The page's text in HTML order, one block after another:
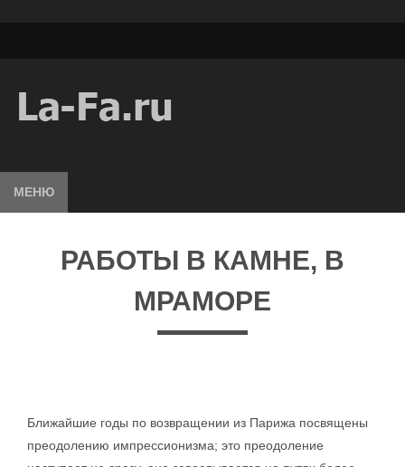
МЕНЮ
РАБОТЫ В КАМНЕ, В
МРАМОРЕ
Ближайшие годы по возвращении из Парижа посвящены
преодолению импрессионизма; это преодоление